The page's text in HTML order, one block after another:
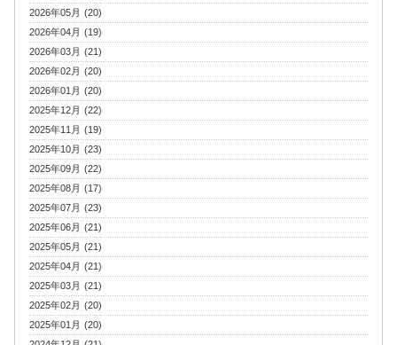
2026年05月 (20)
2026年04月 (19)
2026年03月 (21)
2026年02月 (20)
2026年01月 (20)
2025年12月 (22)
2025年11月 (19)
2025年10月 (23)
2025年09月 (22)
2025年08月 (17)
2025年07月 (23)
2025年06月 (21)
2025年05月 (21)
2025年04月 (21)
2025年03月 (21)
2025年02月 (20)
2025年01月 (20)